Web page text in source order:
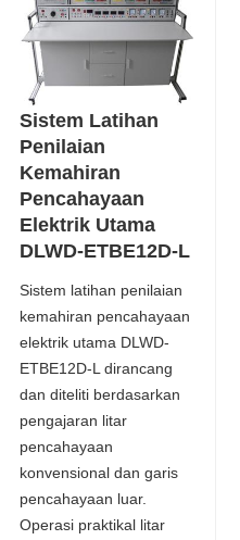
Sistem Latihan
Penilaian
Kemahiran
Pencahayaan
Elektrik Utama
DLWD-ETBE12D-L
Sistem latihan penilaian
kemahiran pencahayaan
elektrik utama DLWD-
ETBE12D-L dirancang
dan diteliti berdasarkan
pengajaran litar
pencahayaan
konvensional dan garis
pencahayaan luar.
Operasi praktikal litar